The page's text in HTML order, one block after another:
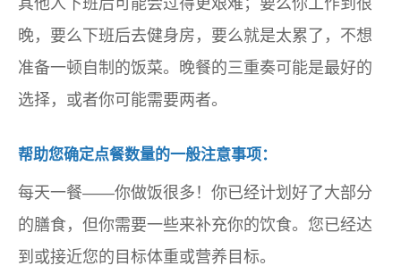
其他人下班后可能会过得更艰难；要么你工作到很
晚，要么下班后去健身房，要么就是太累了，不想
准备一顿自制的饭菜。晚餐的三重奏可能是最好的
选择，或者你可能需要两者。
帮助您确定点餐数量的一般注意事项：
每天一餐——你做饭很多！你已经计划好了大部分
的膳食，但你需要一些来补充你的饮食。您已经达
到或接近您的目标体重或营养目标。